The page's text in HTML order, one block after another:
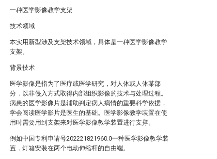
一种医学影像教学支架
技术领域
本实用新型涉及支架技术领域，具体是一种医学影像教学
支架。
背景技术
医学影像是指为了医疗或医学研究，对人体或人体某部
分，以非侵入方式取得内部组织影像的技术与处理过程。
病患的医学影像片是辅助判定病人病情的重要科学依据，
学会阅读医学影片是医生的基础。医学影像教学装置在使
用时需要用到支架来对医学影像教学装置进行支撑。
例如中国专利申请号202221821960.0一种医学影像教学装
置，灯箱安装在两个电动伸缩杆的自由端。